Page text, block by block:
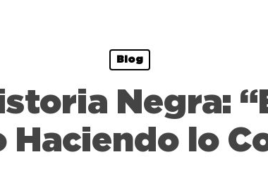
Blog
Negra:
Haciendo lo